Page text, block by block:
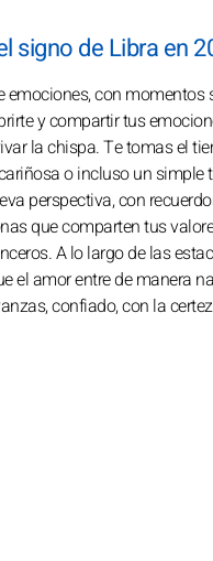
signo de Libra en
emociones, con
y compartir tus
la chispa. Te tomas el
o incluso un
perspectiva, con
que comparten tus
A lo largo de las
el amor entre de manera
confiado, con la